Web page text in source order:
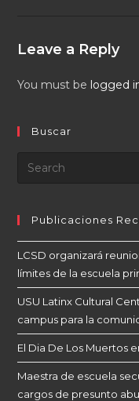
Leave a Reply
You must be logged
Buscar
Publicaciones
LCSD organizará
límites de la escuela
USU Latinx Cultural
campus para la
El Dia De Los Muertos
Maestra de escuela
cargos de presunto